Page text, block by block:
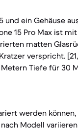
und ein Gehäuse
15 Pro Max ist mit
matten
verspricht. [21,
Tiefe für 30
werden
Modell variieren